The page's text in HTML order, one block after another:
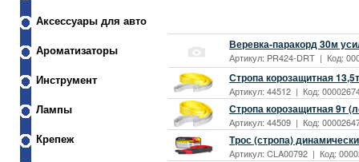
Аксессуары для авто
Ароматизаторы
Инструмент
Лампы
Крепеж
Веревка-паракорд 30м
Артикул: PR424-DRT | Код:
Стропа корозащитная
Артикул: 44512 | Код:
Стропа корозащитная 9т
Артикул: 44509 | Код:
Трос (стропа)
Артикул: CLA00792 | Код: